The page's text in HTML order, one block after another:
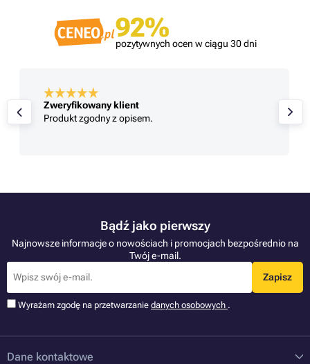
92%
pozytywnych ocen w ciągu 30 dni
Zweryfikowany klient
Produkt zgodny z opisem.
Bądź jako pierwszy
Najnowsze informacje o nowościach i promocjach bezpośrednio na
Twój e-mail.
Zapisz
Wyrażam zgodę na przetwarzanie danych osobowych .
Dane kontaktowe